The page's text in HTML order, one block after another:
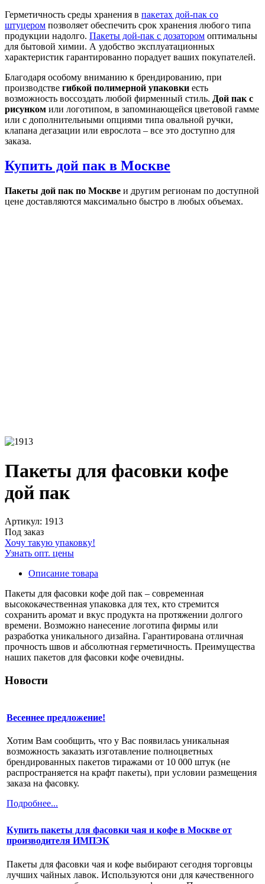
Герметичность среды хранения в пакетах дой-пак со
штуцером позволяет обеспечить срок хранения любого типа
продукции надолго. Пакеты дой-пак с дозатором оптимальны
для бытовой химии. А удобство эксплуатационных
характеристик гарантированно порадует ваших покупателей.
Благодаря особому вниманию к брендированию, при
производстве гибкой полимерной упаковки есть
возможность воссоздать любой фирменный стиль. Дой пак с
рисунком или логотипом, в запоминающейся цветовой гамме
или с дополнительными опциями типа овальной ручки,
клапана дегазации или еврослота – все это доступно для
заказа.
Купить дой пак в Москве
Пакеты дой пак по Москве и другим регионам по доступной
цене доставляются максимально быстро в любых объемах.
Пакеты для фасовки кофе
дой пак
Артикул: 1913
Под заказ
Хочу такую упаковку!
Узнать опт. цены
Описание товара
Пакеты для фасовки кофе дой пак – современная
высококачественная упаковка для тех, кто стремится
сохранить аромат и вкус продукта на протяжении долгого
времени. Возможно нанесение логотипа фирмы или
разработка уникального дизайна. Гарантирована отличная
прочность швов и абсолютная герметичность. Преимущества
наших пакетов для фасовки кофе очевидны.
Новости
Весеннее предложение!
Хотим Вам сообщить, что у Вас появилась уникальная
возможность заказать изготавление полноцветных
брендированных пакетов тиражами от 10 000 штук (не
распространяется на крафт пакеты), при условии размещения
заказа на фасовку.
Подробнее...
Купить пакеты для фасовки чая и кофе в Москве от
производителя ИМПЭК
Пакеты для фасовки чая и кофе выбирают сегодня торговцы
лучших чайных лавок. Используются они для качественного